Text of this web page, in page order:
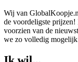
Wij van
de voordeligste prijzen!
voorzien van de
we zo volledig